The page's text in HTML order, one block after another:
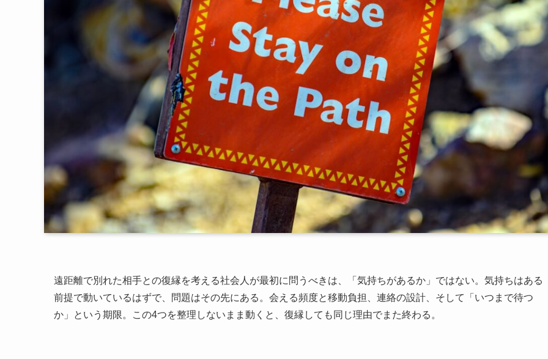
遠距離で別れた相手との復縁を考える社会人が最初に問うべきは、「気持ちがあるか」ではない。気持ちはある
前提で動いているはずで、問題はその先にある。会える頻度と移動負担、連絡の設計、そして「いつまで待つ
か」という期限。この4つを整理しないまま動くと、復縁しても同じ理由でまた終わる。